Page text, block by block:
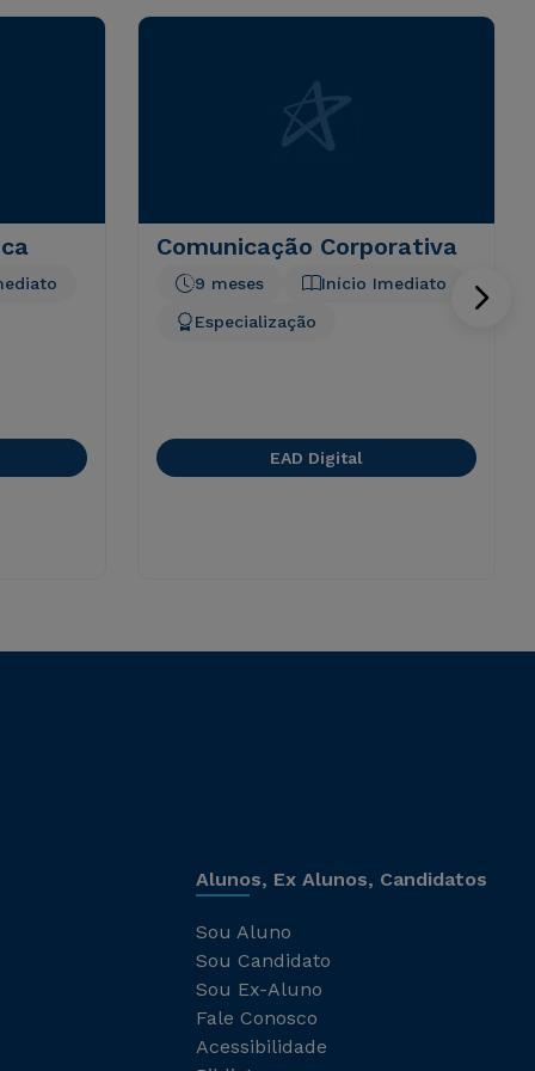
Comunicação Corporativa
Início Imediato
9 meses
Especialização
EAD Digital
Alunos, Ex Alunos, Candidatos
Sou Aluno
Sou Candidato
Sou Ex-Aluno
Fale Conosco
Acessibilidade